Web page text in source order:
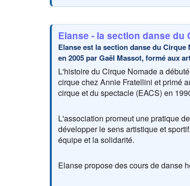
Elanse - la section danse du
Elanse est la section danse du
en 2005 par Gaël Massot, formé aux
L'histoire du Cirque Nomade a
cirque chez Annie Fratellini et primé
cirque et du spectacle (EACS) en
L'association promeut une pratique
développer le sens artistique et
équipe et la solidarité.
Elanse propose des cours de danse